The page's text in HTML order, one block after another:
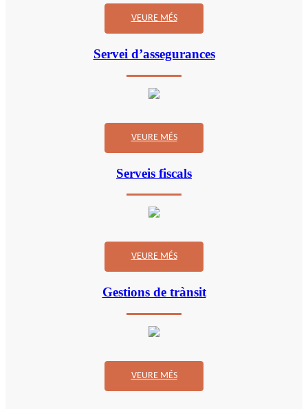
VEURE MÉS
Servei d’assegurances
VEURE MÉS
Serveis fiscals
VEURE MÉS
Gestions de trànsit
VEURE MÉS